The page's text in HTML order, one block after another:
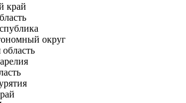
край
округ